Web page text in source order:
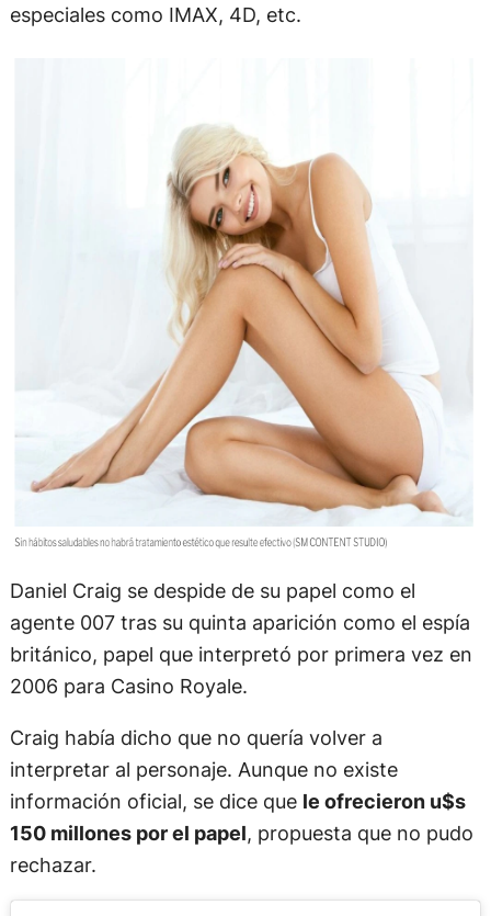
especiales como IMAX, 4D, etc.
Daniel Craig se despide de su papel como el
agente 007 tras su quinta aparición como el espía
británico, papel que interpretó por primera vez en
2006 para Casino Royale.
Craig había dicho que no quería volver a
interpretar al personaje. Aunque no existe
información oficial, se dice que le ofrecieron u$s
150 millones por el papel, propuesta que no pudo
rechazar.